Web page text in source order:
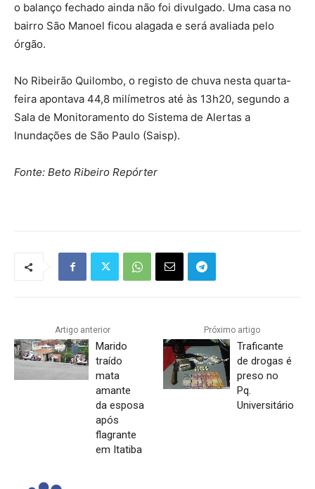
o balanço fechado ainda não foi divulgado. Uma casa no
bairro São Manoel ficou alagada e será avaliada pelo
órgão.
No Ribeirão Quilombo, o registo de chuva nesta quarta-
feira apontava 44,8 milímetros até às 13h20, segundo a
Sala de Monitoramento do Sistema de Alertas a
Inundações de São Paulo (Saisp).
Fonte: Beto Ribeiro Repórter
Artigo anterior
Marido
traído
mata
amante
da esposa
após
flagrante
em Itatiba
Próximo artigo
Traficante
de drogas é
preso no
Pq.
Universitário